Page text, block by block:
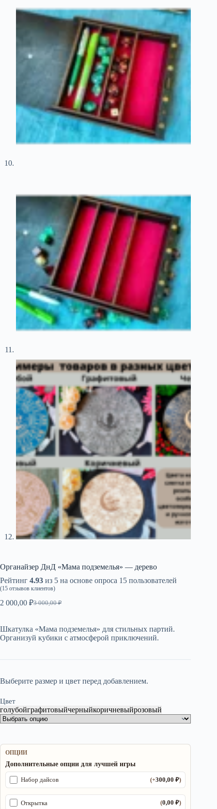
Органайзер ДнД «Мама подземелья» — дерево
Рейтинг 4.93 из 5 на основе опроса 15 пользователей
(15 отзывов клиентов)
3 000,00₽
Первоначальная
3
000,00 ₽.
2 000,00 ₽
Текущая
000,00 ₽.
Шкатулка «Мама подземелья» для стильных партий.
Организуй кубики с атмосферой приключений.
Выберите размер и цвет перед добавлением.
Цвет
голубойграфитовыйчерныйкоричневыйрозовый
ОПЦИИ
Дополнительные опции для лучшей игры
Набор дайсов (+300,00₽)
Открытка (0,00₽)